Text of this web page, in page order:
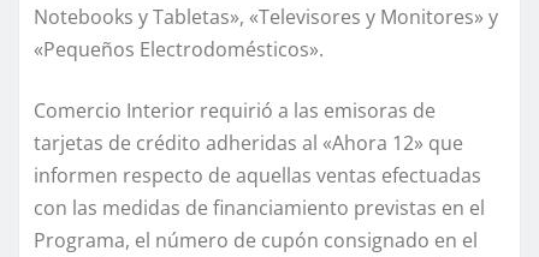
Notebooks y Tabletas», «Televisores y Monitores» y
«Pequeños Electrodomésticos».
Comercio Interior requirió a las emisoras de
tarjetas de crédito adheridas al «Ahora 12» que
informen respecto de aquellas ventas efectuadas
con las medidas de financiamiento previstas en el
Programa, el número de cupón consignado en el